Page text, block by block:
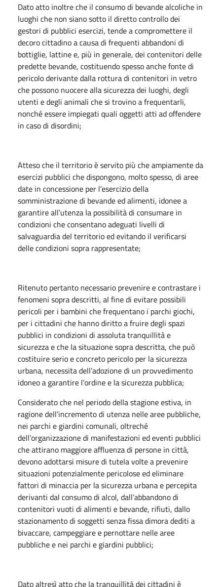
Dato atto inoltre che il consumo di bevande alcoliche in
luoghi che non siano sotto il diretto controllo dei
gestori di pubblici esercizi, tende a compromettere il
decoro cittadino a causa di frequenti abbandoni di
bottiglie, lattine e, più in generale, dei contenitori delle
predette bevande, costituendo spesso anche fonte di
pericolo derivante dalla rottura di contenitori in vetro
che possono nuocere alla sicurezza dei luoghi, degli
utenti e degli animali che si trovino a frequentarli,
nonché essere impiegati quali oggetti atti ad offendere
in caso di disordini;
Atteso che il territorio è servito più che ampiamente da
esercizi pubblici che dispongono, molto spesso, di aree
date in concessione per l’esercizio della
somministrazione di bevande ed alimenti, idonee a
garantire all’utenza la possibilità di consumare in
condizioni che consentano adeguati livelli di
salvaguardia del territorio ed evitando il verificarsi
delle condizioni sopra rappresentate;
Ritenuto pertanto necessario prevenire e contrastare i
fenomeni sopra descritti, al fine di evitare possibili
pericoli per i bambini che frequentano i parchi giochi,
per i cittadini che hanno diritto a fruire degli spazi
pubblici in condizioni di assoluta tranquillità e
sicurezza e che la situazione sopra descritta, che può
costituire serio e concreto pericolo per la sicurezza
urbana, necessita dell’adozione di un provvedimento
idoneo a garantire l’ordine e la sicurezza pubblica;
Considerato che nel periodo della stagione estiva, in
ragione dell’incremento di utenza nelle aree pubbliche,
nei parchi e giardini comunali, oltreché
dell’organizzazione di manifestazioni ed eventi pubblici
che attirano maggiore affluenza di persone in città,
devono adottarsi misure di tutela volte a prevenire
situazioni potenzialmente pericolose ed eliminare
fattori di minaccia per la sicurezza urbana e percepita
derivanti dal consumo di alcol, dall’abbandono di
contenitori vuoti di alimenti e bevande, rifiuti, dallo
stazionamento di soggetti senza fissa dimora dediti a
bivaccare, campeggiare e pernottare nelle aree
pubbliche e nei parchi e giardini pubblici;
Dato altresì atto che la tranquillità dei cittadini è